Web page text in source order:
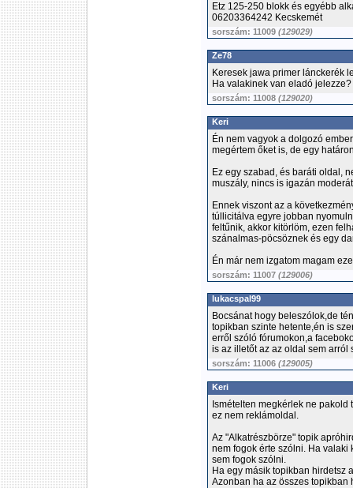
Etz 125-250 blokk és egyébb
06203364242 Kecskemét
sorszám: 11009 (129029)
Ze78
Keresek jawa primer lánckerék
Ha valakinek van eladó jelezze?
sorszám: 11008 (129020)
Keri
Én nem vagyok a dolgozó
megértem őket is, de egy
Ez egy szabad, és baráti oldal,
muszály, nincs is igazán
Ennek viszont az a
túllicitálva egyre jobban
feltűnik, akkor kitörlöm, ezen
szánalmas-pöcsöznek és egy
Én már nem izgatom magam
sorszám: 11007 (129006)
lukacspal99
Bocsánat hogy beleszólok,de
topikban szinte hetente,én is
erről szóló fórumokon,a
is az illetőt az az oldal sem arról
sorszám: 11006 (129005)
Keri
Ismételten megkérlek ne
ez nem reklámoldal.
Az "Alkatrészbörze" topik
nem fogok érte szólni. Ha
sem fogok szólni.
Ha egy másik topikban hirdetsz
Azonban ha az összes topikban